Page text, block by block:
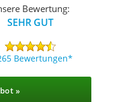
Bewertung:
SEHR GUT
Bewertungen
»